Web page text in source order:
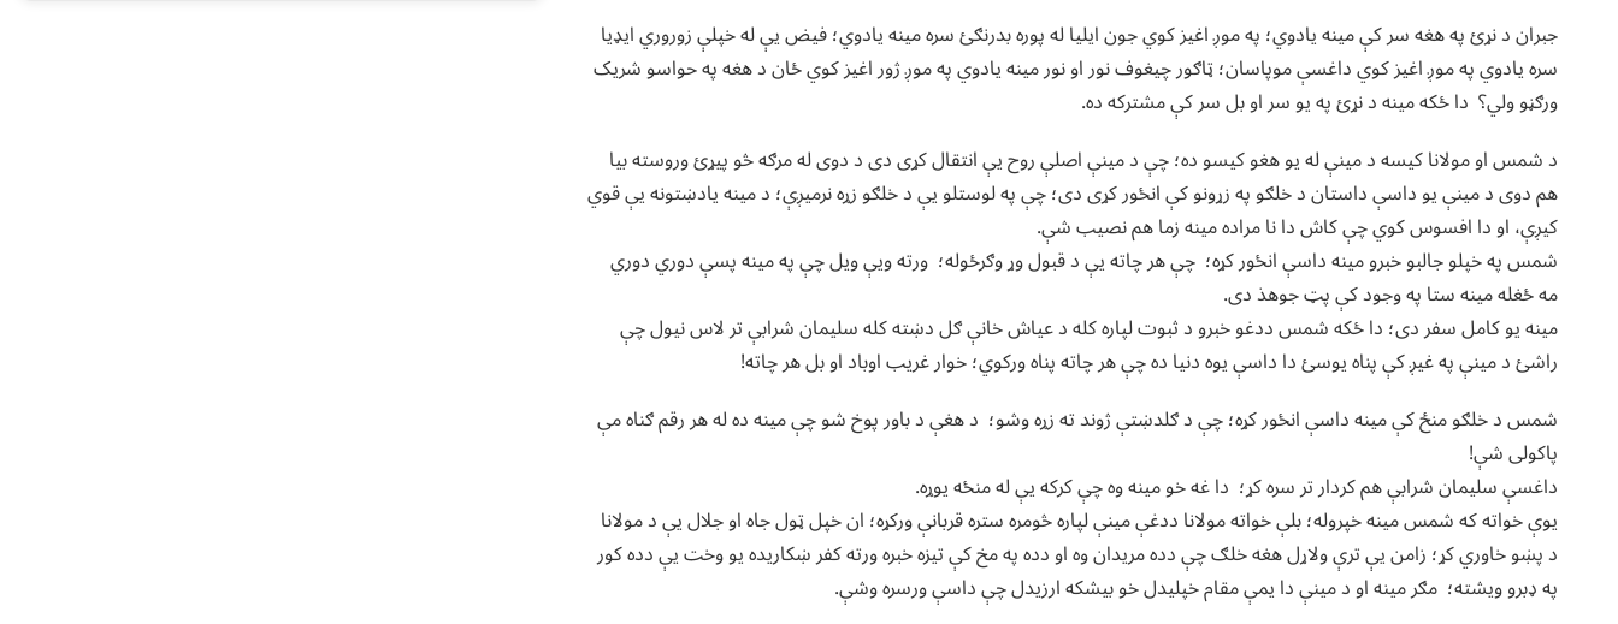
جبران د نړئ په هغه سر کې مینه یادوي؛ په موږ اغیز کوي جون ایلیا له پوره بدرنګئ سره مینه یادوي؛ فیض یې له خپلې زوروري ایډیا
سره یادوي په موږ اغیز کوي داغسې موپاسان؛ ټاګور چیغوف نور او نور مینه یادوي په موږ ژور اغیز کوي ځان د هغه په حواسو شریک
ورګڼو ولي؟ دا ځکه مینه د نړئ په یو سر او بل سر کې مشترکه ده.
د شمس او مولانا کیسه د مینې له یو هغو کیسو ده؛ چې د مینې اصلې روح یې انتقال کړی دی د دوی له مرګه څو پیړئ وروسته بیا
هم دوی د مینې یو داسې داستان د خلګو په زړونو کې انځور کړی دی؛ چې په لوستلو یې د خلګو زړه نرمیږې؛ د مینه یادښتونه یې قوي
کیږې، او دا افسوس کوي چې کاش دا نا مراده مینه زما هم نصیب شې.
شمس په خپلو جالبو خبرو مینه داسې انځور کړه؛ چې هر چاته یې د قبول وړ وګرځوله؛ ورته ویې ویل چې په مینه پسې دوري دوري
مه ځغله مینه ستا په وجود کې پټ جوهذ دی.
مینه یو کامل سفر دی؛ دا ځکه شمس ددغو خبرو د ثبوت لپاره کله د عیاش خانې ګل دښته کله سلیمان شرابې تر لاس نیول چې
راشئ د مینې په غیږ کې پناه یوسئ دا داسې یوه دنیا ده چې هر چاته پناه ورکوي؛ خوار غریب اوباد او بل هر چاته!
شمس د خلګو منځ کې مینه داسې انځور کړه؛ چې د ګلدښتې ژوند ته زړه وشو؛ د هغې د باور پوخ شو چې مینه ده له هر رقم ګناه مې
پاکولی شې!
داغسې سلیمان شرابې هم کردار تر سره کړ؛ دا غه خو مینه وه چې کرکه یې له منځه یوړه.
یوې خواته که شمس مینه خپروله؛ بلې خواته مولانا ددغې مینې لپاره څومره ستره قربانې ورکړه؛ ان خپل ټول جاه او جلال یې د مولانا
د پښو خاوري کړ؛ زامن یې ترې ولاړل هغه خلګ چې دده مریدان وه او دده په مخ کې تیزه خبره ورته کفر ښکاریده یو وخت یې دده کور
په ډبرو ویشته؛ مګر مینه او د مینې دا یمې مقام خپلیدل خو بیشکه ارزیدل چې داسې ورسره وشې.